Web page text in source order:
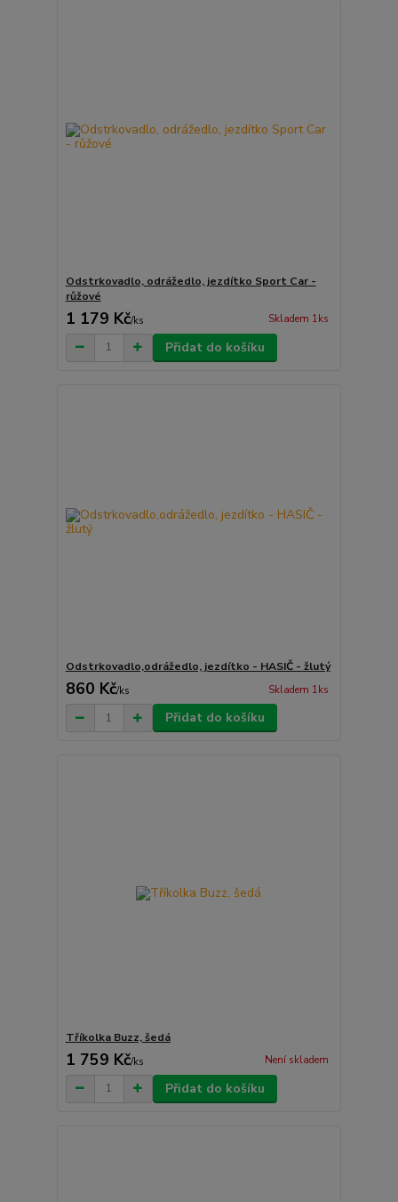
Odstrkovadlo, odrážedlo, jezdítko Sport Car -
růžové
1 179 Kč/ks Skladem 1ks
Přidat do košíku
Odstrkovadlo,odrážedlo, jezdítko - HASIČ - žlutý
860 Kč/ks Skladem 1ks
Přidat do košíku
Tříkolka Buzz, šedá
1 759 Kč/ks Není skladem
Přidat do košíku